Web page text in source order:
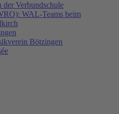
der Verbundschule
WAL-Teams beim
Bötzingen